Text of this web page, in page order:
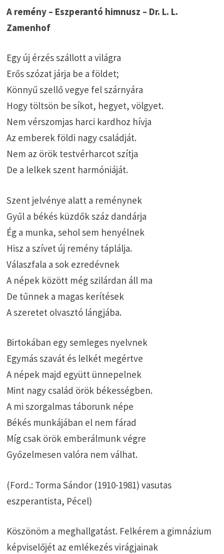
A remény – Eszperantó himnusz – Dr. L. L.
Zamenhof
Egy új érzés szállott a világra
Erős szózat járja be a földet;
Könnyű szellő vegye fel szárnyára
Hogy töltsön be síkot, hegyet, völgyet.
Nem vérszomjas harci kardhoz hívja
Az emberek földi nagy családját.
Nem az örök testvérharcot szítja
De a lelkek szent harmóniáját.
Szent jelvénye alatt a reménynek
Gyűl a békés küzdők száz dandárja
Ég a munka, sehol sem henyélnek
Hisz a szívet új remény táplálja.
Válaszfala a sok ezredévnek
A népek között még szilárdan áll ma
De tűnnek a magas kerítések
A szeretet olvasztó lángjába.
Birtokában egy semleges nyelvnek
Egymás szavát és lelkét megértve
A népek majd együtt ünnepelnek
Mint nagy család örök békességben.
A mi szorgalmas táborunk népe
Békés munkájában el nem fárad
Míg csak örök emberálmunk végre
Győzelmesen valóra nem válhat.
(Ford.: Torma Sándor (1910-1981) vasutas
eszperantista, Pécel)
Köszönöm a meghallgatást. Felkérem a gimnázium
képviselőjét az emlékezés virágjainak